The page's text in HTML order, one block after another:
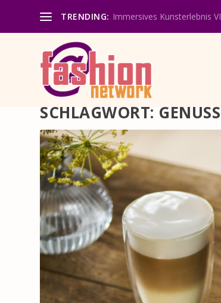
TRENDING: Immersives Kunsterlebnis
SCHLAGWORT: GENUSS